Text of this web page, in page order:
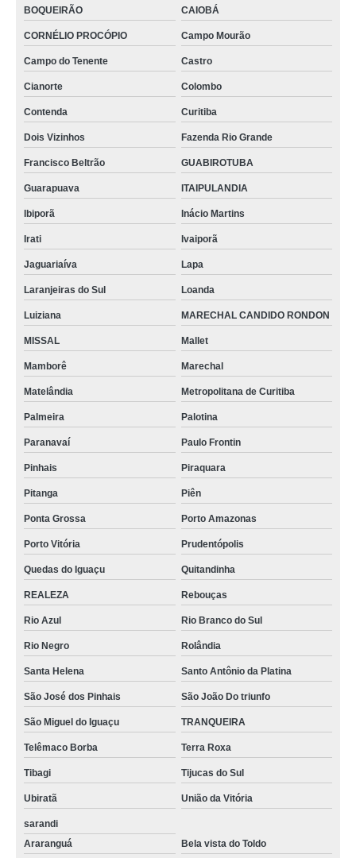
BOQUEIRÃO CAIOBÁ
CORNÉLIO PROCÓPIO Campo Mourão
Campo do Tenente Castro
Cianorte Colombo
Contenda Curitiba
Dois Vizinhos Fazenda Rio Grande
Francisco Beltrão GUABIROTUBA
Guarapuava ITAIPULANDIA
Ibiporã Inácio Martins
Irati Ivaiporã
Jaguariaíva Lapa
Laranjeiras do Sul Loanda
Luiziana MARECHAL CANDIDO RONDON
MISSAL Mallet
Mamborê Marechal
Matelândia Metropolitana de Curitiba
Palmeira Palotina
Paranavaí Paulo Frontin
Pinhais Piraquara
Pitanga Piên
Ponta Grossa Porto Amazonas
Porto Vitória Prudentópolis
Quedas do Iguaçu Quitandinha
REALEZA Rebouças
Rio Azul Rio Branco do Sul
Rio Negro Rolândia
Santa Helena Santo Antônio da Platina
São José dos Pinhais São João Do triunfo
São Miguel do Iguaçu TRANQUEIRA
Telêmaco Borba Terra Roxa
Tibagi Tijucas do Sul
Ubiratã União da Vitória
sarandi
Araranguá
Bela vista do Toldo